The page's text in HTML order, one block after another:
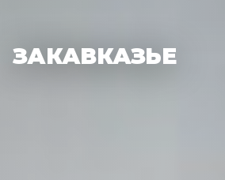
ЗАКАВКАЗЬЕ